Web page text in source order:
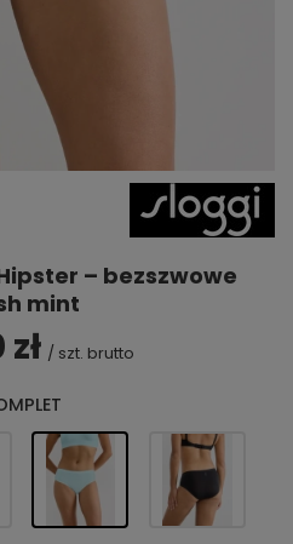
– bezszwowe
mint
/ szt. brutto